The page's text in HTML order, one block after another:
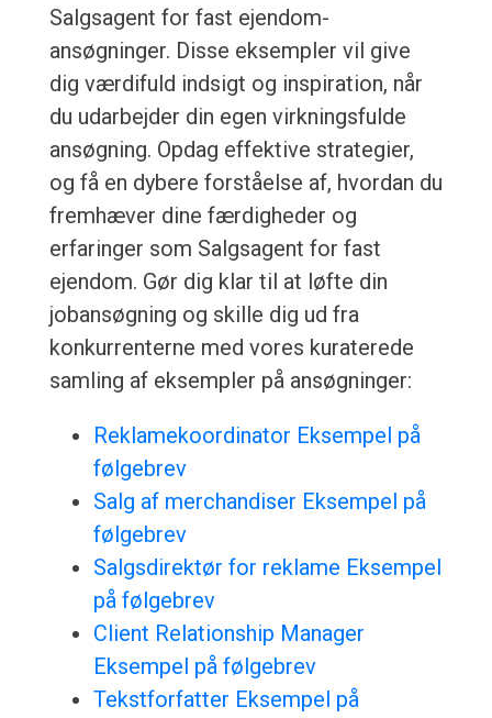
Salgsagent for fast ejendom-
ansøgninger. Disse eksempler vil give
dig værdifuld indsigt og inspiration, når
du udarbejder din egen virkningsfulde
ansøgning. Opdag effektive strategier,
og få en dybere forståelse af, hvordan du
fremhæver dine færdigheder og
erfaringer som Salgsagent for fast
ejendom. Gør dig klar til at løfte din
jobansøgning og skille dig ud fra
konkurrenterne med vores kuraterede
samling af eksempler på ansøgninger:
Reklamekoordinator Eksempel på
følgebrev
Salg af merchandiser Eksempel på
følgebrev
Salgsdirektør for reklame Eksempel
på følgebrev
Client Relationship Manager
Eksempel på følgebrev
Tekstforfatter Eksempel på